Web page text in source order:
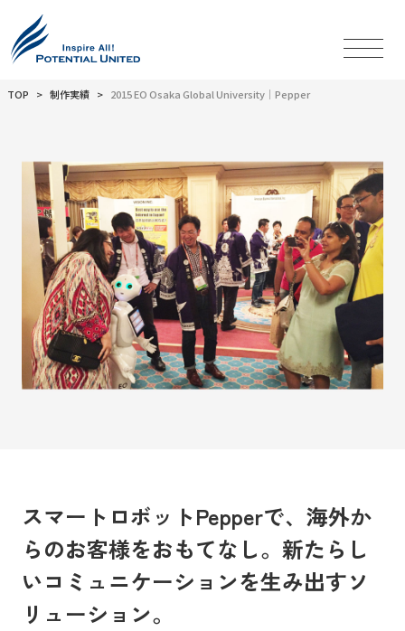
TOP 制作実績 2015 EO Osaka Global University│Pepper
スマートロボットPepperで、海外か
らのお客様をおもてなし。新たらし
いコミュニケーションを生み出すソ
リューション。